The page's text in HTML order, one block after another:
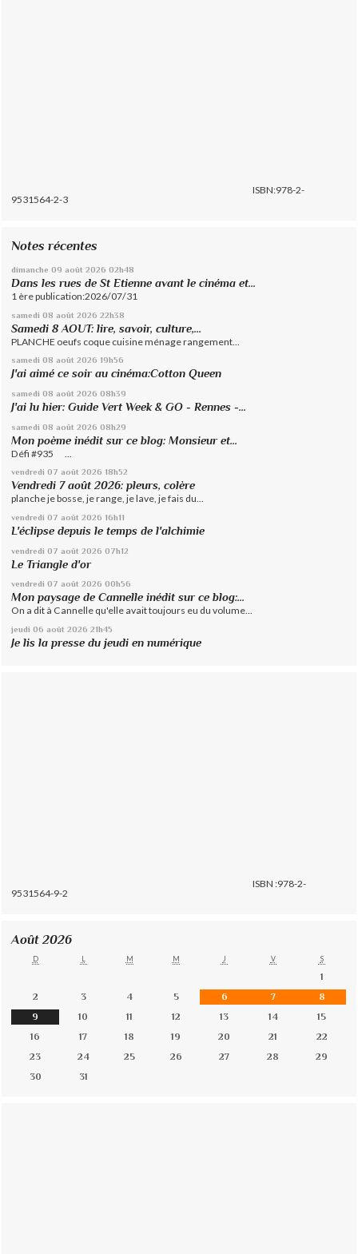
ISBN:978-2-
9531564-2-3
Notes récentes
dimanche 09 août 2026 02h48
Dans les rues de St Etienne avant le cinéma et...
1 ère publication:2026/07/31
samedi 08 août 2026 22h38
Samedi 8 AOUT: lire, savoir, culture,...
PLANCHE oeufs coque cuisine ménage rangement...
samedi 08 août 2026 19h56
J'ai aimé ce soir au cinéma:Cotton Queen
samedi 08 août 2026 08h39
J'ai lu hier: Guide Vert Week & GO - Rennes -...
samedi 08 août 2026 08h29
Mon poème inédit sur ce blog: Monsieur et...
Défi #935 ...
vendredi 07 août 2026 18h52
Vendredi 7 août 2026: pleurs, colère
planche je bosse, je range, je lave, je fais du...
vendredi 07 août 2026 16h11
L'éclipse depuis le temps de l'alchimie
vendredi 07 août 2026 07h12
Le Triangle d'or
vendredi 07 août 2026 00h56
Mon paysage de Cannelle inédit sur ce blog:...
On a dit à Cannelle qu'elle avait toujours eu du volume...
jeudi 06 août 2026 21h45
Je lis la presse du jeudi en numérique
ISBN :978-2-
9531564-9-2
Août 2026
D L M M J V S
1
2
3 4 5 6 7
8
9
10 11 12 13 14
15
16
17 18 19 20 21
22
23
24 25 26 27 28
29
30
31